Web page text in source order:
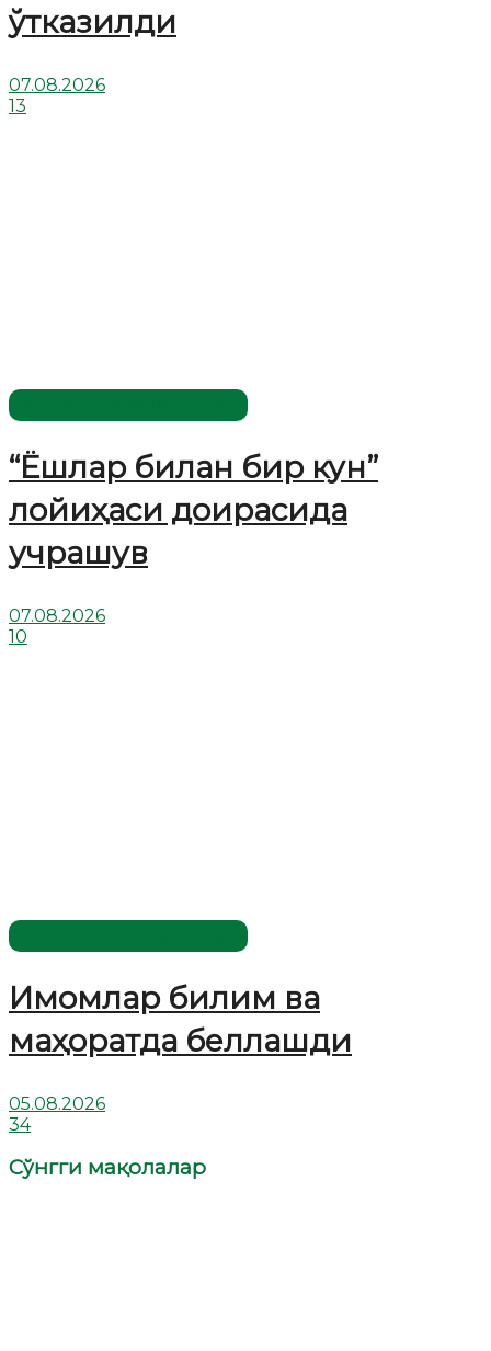
ўтказилди
07.08.2026
13
“Ёшлар билан бир кун”
лойиҳаси доирасида
учрашув
07.08.2026
10
Имомлар билим ва
маҳоратда беллашди
05.08.2026
34
Сўнгги мақолалар